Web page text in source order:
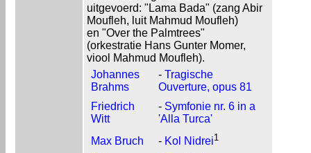
uitgevoerd: "Lama Bada" (zang Abir
Moufleh, luit Mahmud Moufleh)
en "Over the Palmtrees"
(orkestratie Hans Gunter Momer,
viool Mahmud Moufleh).
Johannes
Brahms
- Tragische
Ouverture, opus 81
Friedrich
Witt
- Symfonie nr. 6 in a
'Alla Turca'
Max Bruch
- Kol Nidrei1